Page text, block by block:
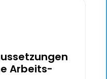
Arbeits-